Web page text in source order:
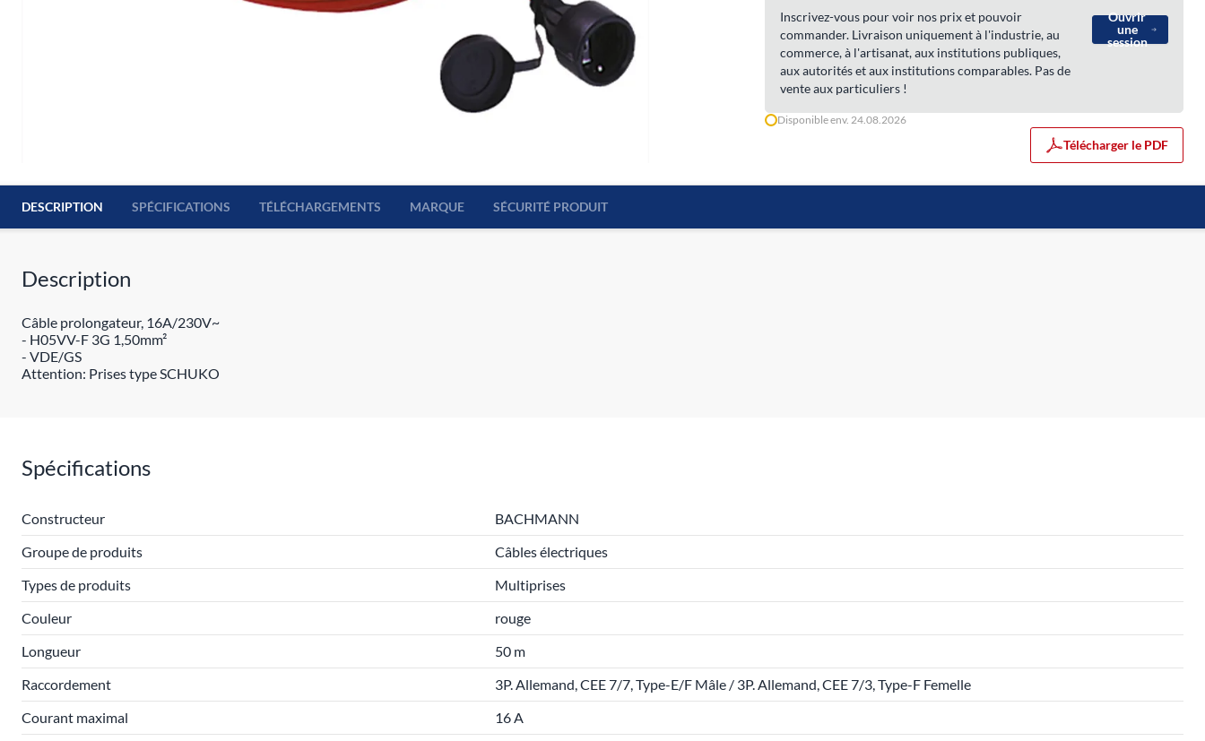
Inscrivez-vous pour voir nos prix et pouvoir
commander. Livraison uniquement à l'industrie, au
commerce, à l'artisanat, aux institutions publiques,
aux autorités et aux institutions comparables. Pas de
vente aux particuliers !
Ouvrir
une
session
Disponible env. 24.08.2026
Télécharger le PDF
DESCRIPTION SPÉCIFICATIONS TÉLÉCHARGEMENTS MARQUE SÉCURITÉ PRODUIT
Description
Câble prolongateur, 16A/230V~
- H05VV-F 3G 1,50mm²
- VDE/GS
Attention: Prises type SCHUKO
Spécifications
Constructeur
BACHMANN
Groupe de produits
Câbles électriques
Types de produits
Multiprises
Couleur
rouge
Longueur
50 m
Raccordement
3P. Allemand, CEE 7/7, Type-E/F Mâle / 3P. Allemand, CEE 7/3, Type-F Femelle
Courant maximal
16 A